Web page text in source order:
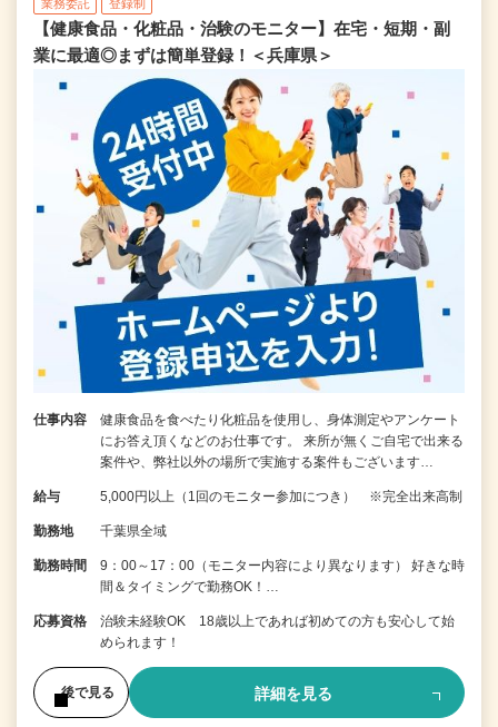
業務委託 登録制
【健康食品・化粧品・治験のモニター】在宅・短期・副
業に最適◎まずは簡単登録！＜兵庫県＞
仕事内容
健康食品を食べたり化粧品を使用し、身体測定やアンケート
にお答え頂くなどのお仕事です。 来所が無くご自宅で出来る
案件や、弊社以外の場所で実施する案件もございます…
給与 5,000円以上（1回のモニター参加につき） ※完全出来高制
勤務地 千葉県全域
勤務時間
9：00～17：00（モニター内容により異なります） 好きな時
間＆タイミングで勤務OK！…
応募資格
治験未経験OK 18歳以上であれば初めての方も安心して始
められます！
後で見る 詳細を見る